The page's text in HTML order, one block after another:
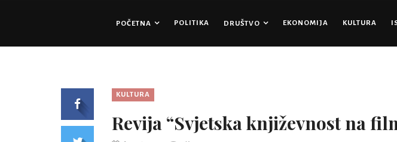
POČETNA POLITIKA DRUŠTVO EKONOMIJA KULTURA
KULTURA
Revija “Svjetska književnost na